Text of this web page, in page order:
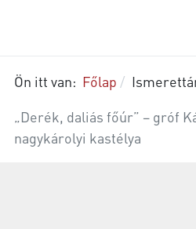
Ön itt van: Főlap
„Derék, daliás főúr” – gróf
nagykárolyi kastélya